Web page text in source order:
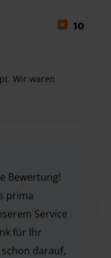
10
Wir waren
Bewertung!
prima
Service
für Ihr
darauf,